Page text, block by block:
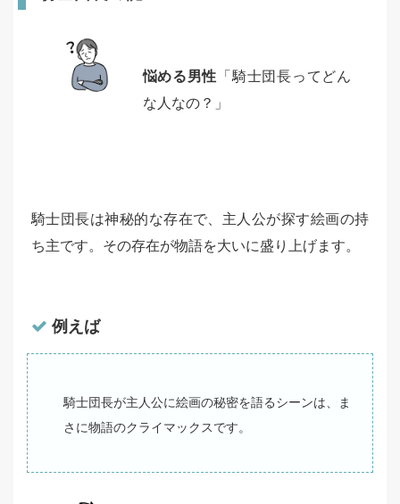
悩める男性 「騎士団長ってどん
な人なの？」
騎士団長は神秘的な存在で、主人公が探す絵画の持
ち主です。その存在が物語を大いに盛り上げます。
例えば
騎士団長が主人公に絵画の秘密を語るシーンは、ま
さに物語のクライマックスです。